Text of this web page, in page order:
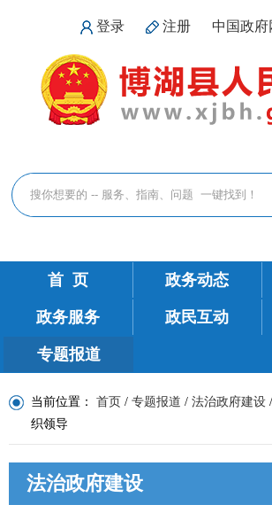
登录 注册 中国政府
首 页 政务动态
政务服务 政民互动
专题报道
当前位置： 首页 / 专题报道 / 法治政府建设 /
织领导
法治政府建设